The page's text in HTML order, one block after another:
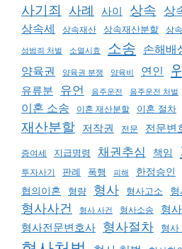
사기죄 사례 사이 상속 상
상속세 상속재산 상속재산분할 상
성범죄 처벌 소멸시효 소송 손해배
양육권 양육권 분쟁 양육비 연인
유류분 유언 음주운전 음주운전 처벌
이혼 소송 이혼 재산분할 이혼 절차
재산분할 저작권 전문 전문변
증여세 지급명령 채권추심 책임
투자사기 판례 폭행 피해 한정승인
협의이혼 형량 형사 형사고소 형
형사사건 형사 사건 형사소송 형
형사전문변호사 형사절차 형사